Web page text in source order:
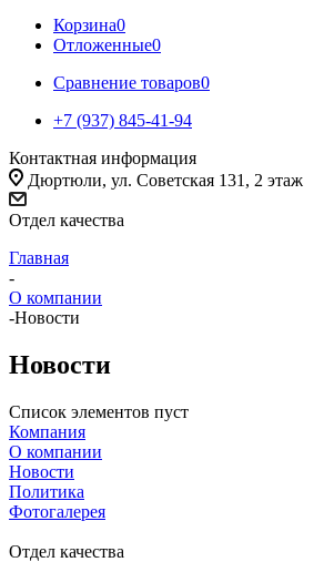
Корзина0
Отложенные0
Сравнение товаров0
+7 (937) 845-41-94
Контактная информация
Дюртюли, ул. Советская 131, 2 этаж
Отдел качества
Главная
-
О компании
-Новости
Новости
Список элементов пуст
Компания
О компании
Новости
Политика
Фотогалерея
Отдел качества